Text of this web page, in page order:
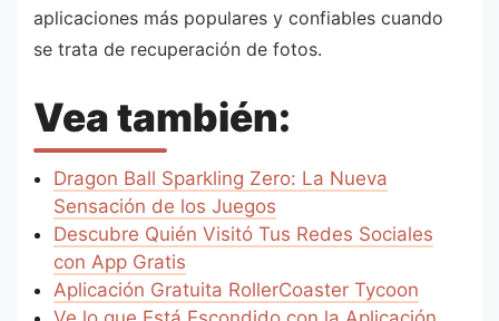
aplicaciones más populares y confiables cuando
se trata de recuperación de fotos.
Vea también:
Dragon Ball Sparkling Zero: La Nueva
Sensación de los Juegos
Descubre Quién Visitó Tus Redes Sociales
con App Gratis
Aplicación Gratuita RollerCoaster Tycoon